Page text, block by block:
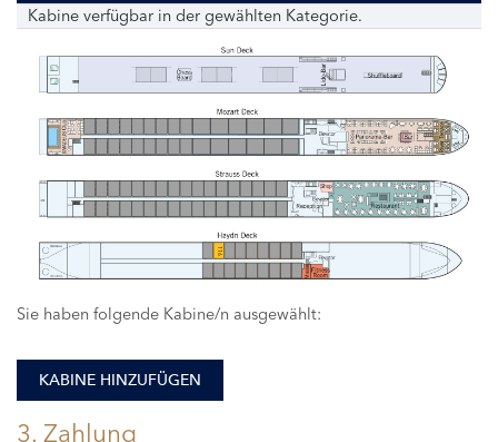
Kabine verfügbar in der gewählten Kategorie.
116
Sie haben folgende Kabine/n ausgewählt:
KABINE HINZUFÜGEN
3. Zahlung